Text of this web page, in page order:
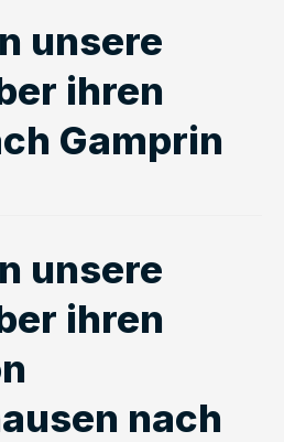
unsere
ihren
Gamprin
unsere
ihren
nach